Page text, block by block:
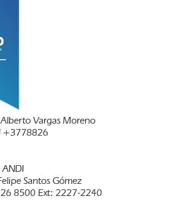
Vargas Moreno
ANDI
Santos Gómez
8500 Ext: 2227-2240